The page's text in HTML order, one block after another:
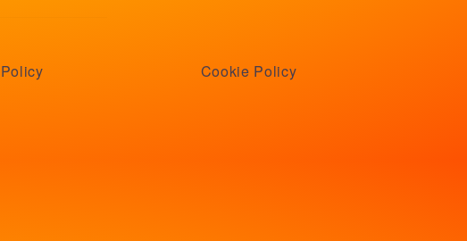
Cookie Policy